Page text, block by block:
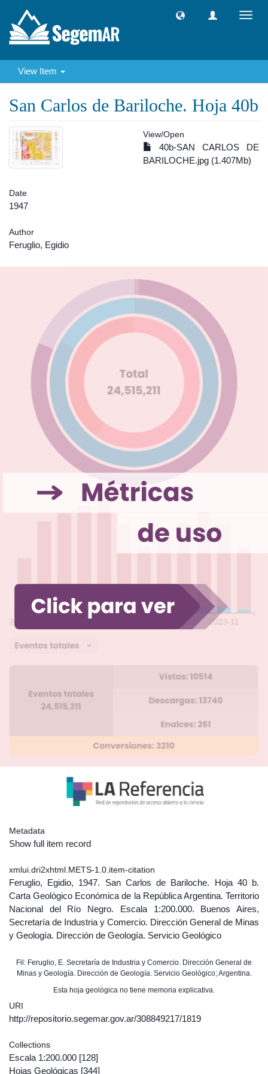
View Item
San Carlos de Bariloche. Hoja 40b
View/Open
40b-SAN CARLOS DE
BARILOCHE.jpg (1.407Mb)
Date
1947
Author
Feruglio, Egidio
Metadata
Show full item record
xmlui.dri2xhtml.METS-1.0.item-citation
Feruglio, Egidio, 1947. San Carlos de Bariloche. Hoja 40 b.
Carta Geológico Económica de la República Argentina. Territorio
Nacional del Río Negro. Escala 1:200.000. Buenos Aires,
Secretaría de Industria y Comercio. Dirección General de Minas
y Geología. Dirección de Geología. Servicio Geológico
Fil: Feruglio, E. Secretaría de Industria y Comercio. Dirección General de
Minas y Geología. Dirección de Geología. Servicio Geológico; Argentina.
Esta hoja geológica no tiene memoria explicativa.
URI
http://repositorio.segemar.gov.ar/308849217/1819
Collections
Escala 1:200.000 [128]
Hojas Geológicas [344]